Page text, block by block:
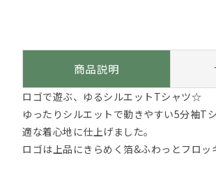
商品説明
ロゴで遊ぶ、ゆるシルエットTシャツ☆
ゆったりシルエットで動きやすい5分袖T
適な着心地に仕上げました。
ロゴは上品にきらめく箔&ふわっとフロッ